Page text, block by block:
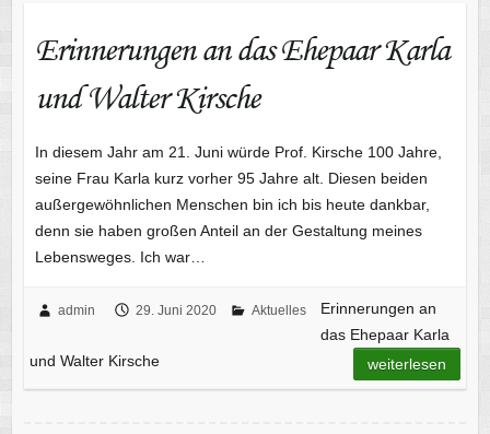
Erinnerungen an das Ehepaar Karla
und Walter Kirsche
In diesem Jahr am 21. Juni würde Prof. Kirsche 100 Jahre,
seine Frau Karla kurz vorher 95 Jahre alt. Diesen beiden
außergewöhnlichen Menschen bin ich bis heute dankbar,
denn sie haben großen Anteil an der Gestaltung meines
Lebensweges. Ich war…
admin 29. Juni 2020 Aktuelles
Erinnerungen an
das Ehepaar Karla
und Walter Kirsche
weiterlesen